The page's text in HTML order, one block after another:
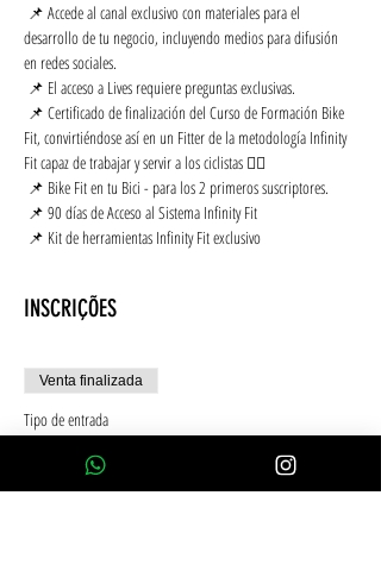
desarrollo de tu negocio, incluyendo medios para difusión
en redes sociales.
📌 El acceso a Lives requiere preguntas exclusivas.
Fit, convirtiéndose así en un Fitter de la metodología Infinity
Fit capaz de trabajar y servir a los ciclistas 🚴‍♂️
📌 Bike Fit en tu Bici - para los 2 primeros suscriptores.
📌 90 días de Acceso al Sistema Infinity Fit
📌 Kit de herramientas Infinity Fit exclusivo
INSCRIÇÕES
Venta finalizada
Tipo de entrada
10x Tarjeta de crédito sin intereses
Leer más